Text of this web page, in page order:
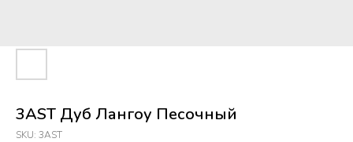
3AST Дуб Лангоу Песочный
SKU: 3AST